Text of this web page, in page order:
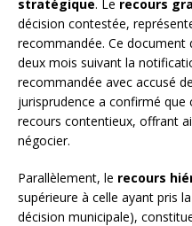
stratégique. Le recours
décision contestée,
recommandée. Ce document
deux mois suivant la
recommandée avec accusé
jurisprudence a confirmé
recours contentieux, offrant
négocier.
Parallèlement, le recours
supérieure à celle ayant pris
décision municipale),